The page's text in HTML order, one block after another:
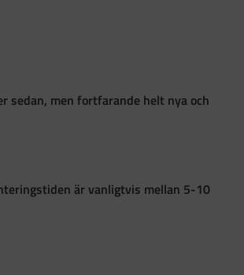
sedan, men fortfarande helt nya och
är vanligtvis mellan 5-10